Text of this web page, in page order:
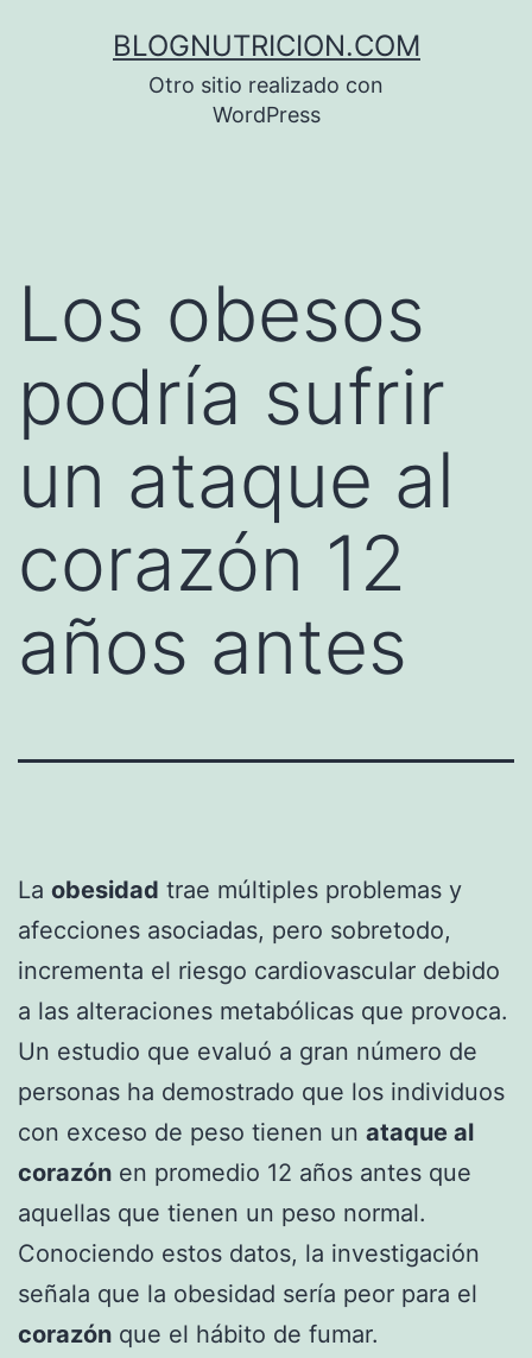
BLOGNUTRICION.COM
Otro sitio realizado con
WordPress
Los obesos
podría sufrir
un ataque al
corazón 12
años antes
La obesidad trae múltiples problemas y
afecciones asociadas, pero sobretodo,
incrementa el riesgo cardiovascular debido
a las alteraciones metabólicas que provoca.
Un estudio que evaluó a gran número de
personas ha demostrado que los individuos
con exceso de peso tienen un ataque al
corazón en promedio 12 años antes que
aquellas que tienen un peso normal.
Conociendo estos datos, la investigación
señala que la obesidad sería peor para el
corazón que el hábito de fumar.